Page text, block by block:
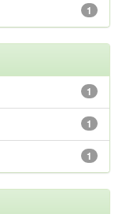
1
1
1
1